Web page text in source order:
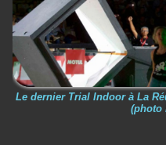
Le dernier Trial Indoor à La
(photo